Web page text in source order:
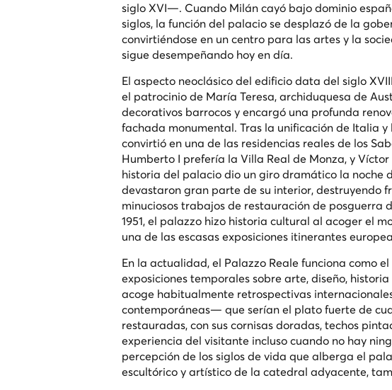
siglo XVI—. Cuando Milán cayó bajo dominio
siglos, la función del palacio se desplazó de la
convirtiéndose en un centro para las artes y la
sigue desempeñando hoy en día.
El aspecto neoclásico del edificio data del siglo
el patrocinio de María Teresa, archiduquesa de
decorativos barrocos y encargó una profunda
fachada monumental. Tras la unificación de Italia y
convirtió en una de las residencias reales de los
Humberto I prefería la Villa Real de Monza, y
historia del palacio dio un giro dramático la noche
devastaron gran parte de su interior, destruyendo
minuciosos trabajos de restauración de
1951, el palazzo hizo historia cultural al acoger el
una de las escasas exposiciones itinerantes
En la actualidad, el Palazzo Reale funciona como
exposiciones temporales sobre arte, diseño,
acoge habitualmente retrospectivas
contemporáneas— que serían el plato fuerte de
restauradas, con sus cornisas doradas, techos
experiencia del visitante incluso cuando no hay
percepción de los siglos de vida que alberga el
escultórico y artístico de la catedral adyacente,